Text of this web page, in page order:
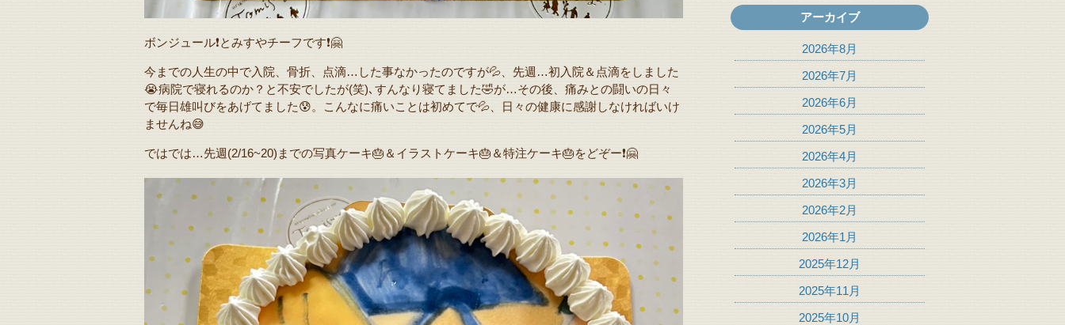
ボンジュール❗️とみすやチーフです❗️🤗
今までの人生の中で入院、骨折、点滴…した事なかったのですが💦、先週…初入院＆点滴をしました
😭病院で寝れるのか？と不安でしたが(笑)､すんなり寝てました🤣が…その後、痛みとの闘いの日々
で毎日雄叫びをあげてました😰。こんなに痛いことは初めてで💦、日々の健康に感謝しなければいけ
ませんね😅
ではでは…先週(2/16~20)までの写真ケーキ🎂＆イラストケーキ🎂＆特注ケーキ🎂をどぞー❗️🤗
アーカイブ
2026年8月
2026年7月
2026年6月
2026年5月
2026年4月
2026年3月
2026年2月
2026年1月
2025年12月
2025年11月
2025年10月